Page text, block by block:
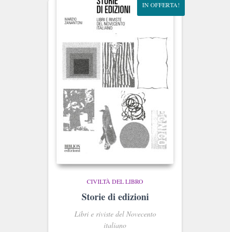
IN OFFERTA!
CIVILTÀ DEL LIBRO
Storie di edizioni
Libri e riviste del Novecento
italiano